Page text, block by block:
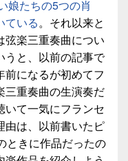
娘たちの5つの肖
ている。それ以来と
弦楽三重奏曲につい
うと、以前の記事で
前になるが初めてフ
三重奏曲の生演奏だ
いて一気にフランセ
由は、以前書いたピ
ときに作品だったの